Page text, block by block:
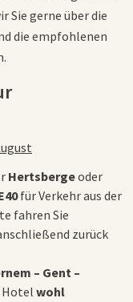
Sie gerne über die
die empfohlenen
Hertsbergeoder
für Verkehr aus der
fahren Sie
zurück
– Gent –
Hotel wohl